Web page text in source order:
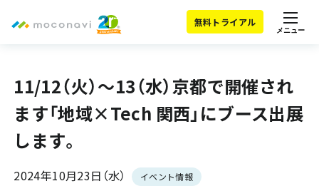
無料トライアル
メニュー
11/12（火）～13（水）京都で開催され
ます「地域×Tech 関西」にブース出展
します。
2024年10月23日（水） イベント情報